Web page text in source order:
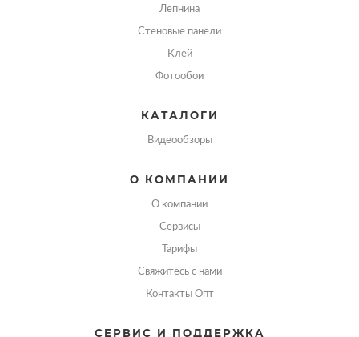
Лепнина
Стеновые панели
Клей
Фотообои
КАТАЛОГИ
Видеообзоры
О КОМПАНИИ
О компании
Сервисы
Тарифы
Свяжитесь с нами
Контакты Опт
СЕРВИС И ПОДДЕРЖКА